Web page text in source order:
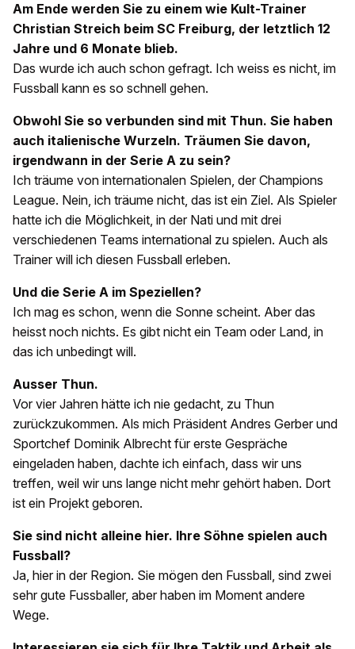
Am Ende werden Sie zu einem wie Kult-Trainer
Christian Streich beim SC Freiburg, der letztlich 12
Jahre und 6 Monate blieb.
Das wurde ich auch schon gefragt. Ich weiss es nicht, im
Fussball kann es so schnell gehen.
Obwohl Sie so verbunden sind mit Thun. Sie haben
auch italienische Wurzeln. Träumen Sie davon,
irgendwann in der Serie A zu sein?
Ich träume von internationalen Spielen, der Champions
League. Nein, ich träume nicht, das ist ein Ziel. Als Spieler
hatte ich die Möglichkeit, in der Nati und mit drei
verschiedenen Teams international zu spielen. Auch als
Trainer will ich diesen Fussball erleben.
Und die Serie A im Speziellen?
Ich mag es schon, wenn die Sonne scheint. Aber das
heisst noch nichts. Es gibt nicht ein Team oder Land, in
das ich unbedingt will.
Ausser Thun.
Vor vier Jahren hätte ich nie gedacht, zu Thun
zurückzukommen. Als mich Präsident Andres Gerber und
Sportchef Dominik Albrecht für erste Gespräche
eingeladen haben, dachte ich einfach, dass wir uns
treffen, weil wir uns lange nicht mehr gehört haben. Dort
ist ein Projekt geboren.
Sie sind nicht alleine hier. Ihre Söhne spielen auch
Fussball?
Ja, hier in der Region. Sie mögen den Fussball, sind zwei
sehr gute Fussballer, aber haben im Moment andere
Wege.